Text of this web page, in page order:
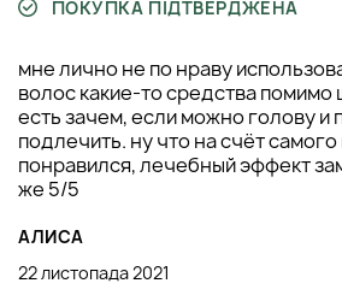
ПОКУПКА ПІДТВЕРДЖЕНА
мне лично не по нраву
волос какие-то средства помимо
есть зачем, если можно голову и
подлечить. ну что на счёт
понравился, лечебный эффект
же 5/5
АЛИСА
22 листопада 2021